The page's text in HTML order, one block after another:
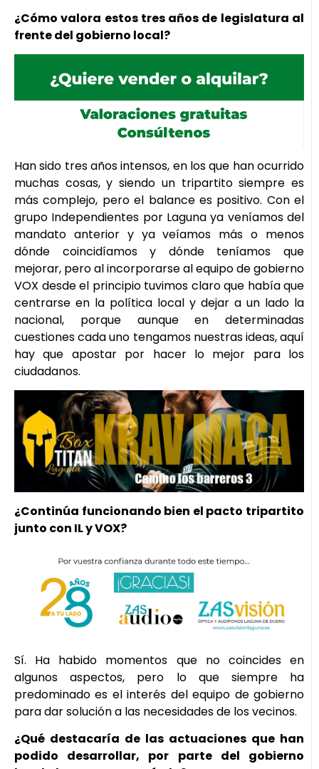
¿Cómo valora estos tres años de legislatura al
frente del gobierno local?
Han sido tres años intensos, en los que han ocurrido
muchas cosas, y siendo un tripartito siempre es
más complejo, pero el balance es positivo. Con el
grupo Independientes por Laguna ya veníamos del
mandato anterior y ya veíamos más o menos
dónde coincidíamos y dónde teníamos que
mejorar, pero al incorporarse al equipo de gobierno
VOX desde el principio tuvimos claro que había que
centrarse en la política local y dejar a un lado la
nacional, porque aunque en determinadas
cuestiones cada uno tengamos nuestras ideas, aquí
hay que apostar por hacer lo mejor para los
ciudadanos.
¿Continúa funcionando bien el pacto tripartito
junto con IL y VOX?
Sí. Ha habido momentos que no coincides en
algunos aspectos, pero lo que siempre ha
predominado es el interés del equipo de gobierno
para dar solución a las necesidades de los vecinos.
¿Qué destacaría de las actuaciones que han
podido desarrollar, por parte del gobierno